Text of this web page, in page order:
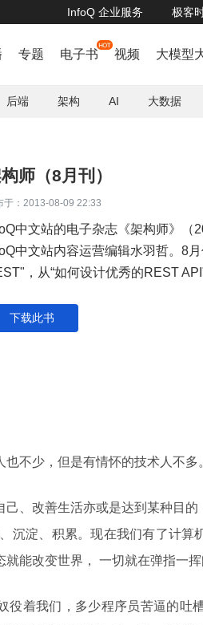
InfoQ 企业服务 极客
 直播预告 | 如何基
专题 电子书 视频 大模型
后端 架构 AI 大数据
师（8月刊）
于：2013-08-09 22:33
中文站的电子杂志《架构师》
中文站内容运营编辑水羽哲。8
，从“如何设计优秀的REST
面做介绍。另外，在特别专栏中我
里巴巴技术专家的访谈。
下载此书
不少，但是有情怀的技术人不多
己、改善生活亦或是达到某种目
沉淀、积累。现在我们有了计算
能改变世界， 一切就在弹指一挥
役着我们，多少程序员苦逼的吐